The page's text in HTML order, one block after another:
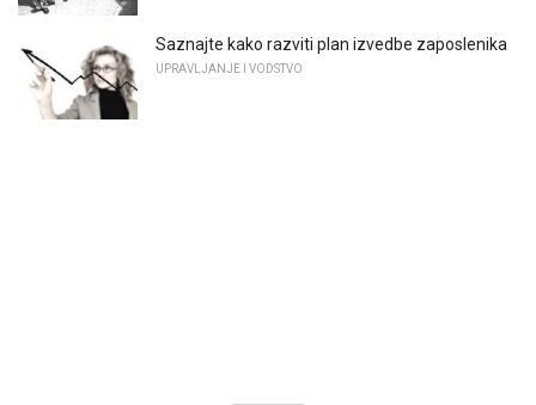
Saznajte kako razviti plan izvedbe zaposlenika
UPRAVLJANJE I VODSTVO